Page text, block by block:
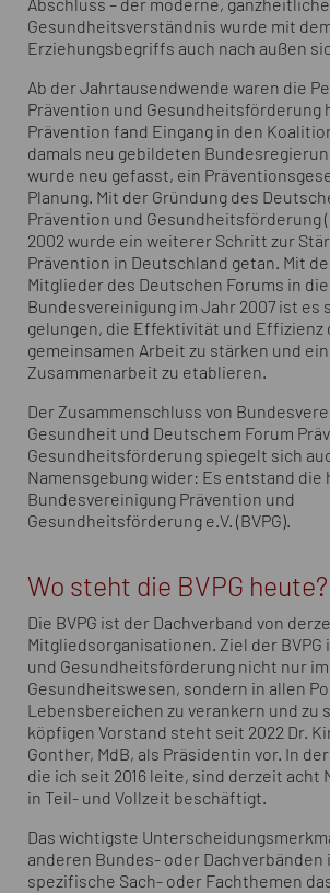
Abschluss – der moderne,
Gesundheitsverständnis wurde mit
Erziehungsbegriffs auch nach außen
Ab der Jahrtausendwende waren die
Prävention und Gesundheitsförderung
Prävention fand Eingang in den
damals neu gebildeten
wurde neu gefasst, ein
Planung. Mit der Gründung des
Prävention und Gesundheitsförderung
2002 wurde ein weiterer Schritt zur
Prävention in Deutschland getan. Mit
Mitglieder des Deutschen Forums in
Bundesvereinigung im Jahr 2007 ist es
gelungen, die Effektivität und Effizienz
gemeinsamen Arbeit zu stärken und
Zusammenarbeit zu etablieren.
Der Zusammenschluss von
Gesundheit und Deutschem Forum
Gesundheitsförderung spiegelt sich
Namensgebung wider: Es entstand die
Bundesvereinigung Prävention und
Gesundheitsförderung e.V. (BVPG).
Wo steht die BVPG heute?
Die BVPG ist der Dachverband von
Mitgliedsorganisationen. Ziel der BVPG
und Gesundheitsförderung nicht nur
Gesundheitswesen, sondern in allen
Lebensbereichen zu verankern und zu
köpfigen Vorstand steht seit 2022 Dr.
Gonther, MdB, als Präsidentin vor. In
die ich seit 2016 leite, sind derzeit acht
in Teil- und Vollzeit beschäftigt.
Das wichtigste
anderen Bundes- oder Dachverbänden
spezifische Sach- oder Fachthemen